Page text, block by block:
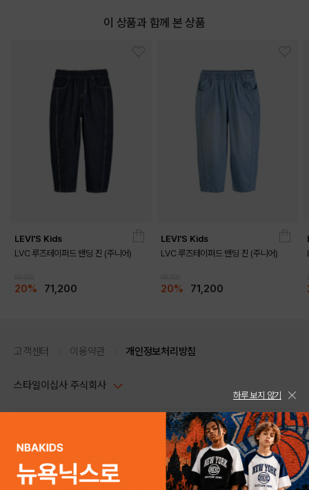
이 상품과 함께 본 상품
LEVI'S Kids
LVC 루즈테이퍼드 밴딩 진 (주니어)
20% 71,200
LEVI'S Kids
LVC 루즈테이퍼드 밴딩 진 (주니어)
20% 71,200
고객센터 이용약관 개인정보처리방침
스타일이십사 주식회사
주소 : 서울시 강남구 논현로 633, 6층 (논현동, 한세엠케이빌딩)
사업자등록번호 : 116-81-32499
통신판매업신고번호 : 제 2024-서울강남-04239
스타일24 고객센터 1544-5336
평일 09:00~ 18:00 (토/일/공휴일 휴무)
help Email : help@style24.com
하루 보지 않기